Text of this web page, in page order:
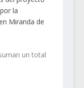
la
Miranda de
un total